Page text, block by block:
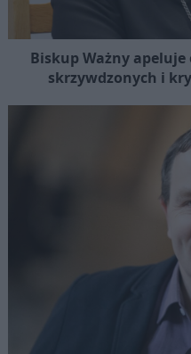
Biskup Ważny
skrzywdzonych i